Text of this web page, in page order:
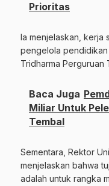
Prioritas
Ia menjelaskan, kerja
pengelola
Tridharma Perguruan
Baca Juga
Miliar Untuk
Tembal
Sementara, Rektor
menjelaskan bahwa
adalah untuk rangka